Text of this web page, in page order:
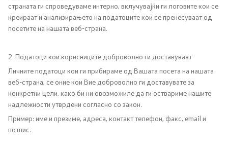
Конкурси - МОН
Стипендии - МОН
Проекти
PEIP
Енергетска ефикасност во студентските
домови
страната ги спроведуваме интерно, вклучувајќи ги логовите кои се
креираат и анализирањето на податоците кои се пренесуваат од
посетите на нашата веб-страна.
2. Податоци кои корисниците доброволно ги доставуваат
Личните податоци кои ги прибираме од Вашата посета на нашата
веб-страна, се оние кои Вие доброволно ги доставувате за
конкретни цели, како би ни овозможиле да ги оствариме нашите
надлежности утврдени согласно со закон.
Пример: име и презиме, адреса, контакт телефон, факс, email и
потпис.